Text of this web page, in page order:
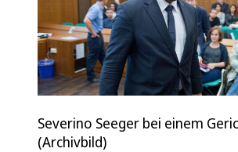
Severino Seeger bei einem
(Archivbild)